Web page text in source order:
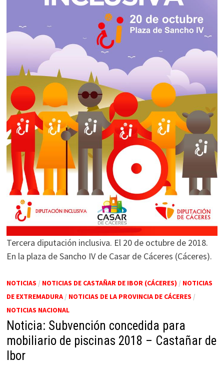
Tercera diputación inclusiva. El 20 de octubre de 2018.
En la plaza de Sancho IV de Casar de Cáceres (Cáceres).
NOTICIAS / NOTICIAS DE CASTAÑAR DE IBOR (CÁCERES) / NOTICIAS
DE EXTREMADURA/ NOTICIAS DE LA PROVINCIA DE CÁCERES /
NOTICIAS NACIONAL
Noticia: Subvención concedida para
mobiliario de piscinas 2018 – Castañar de
Ibor